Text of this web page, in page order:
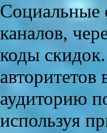
Социальные
каналов,
коды
аудиторию
используя